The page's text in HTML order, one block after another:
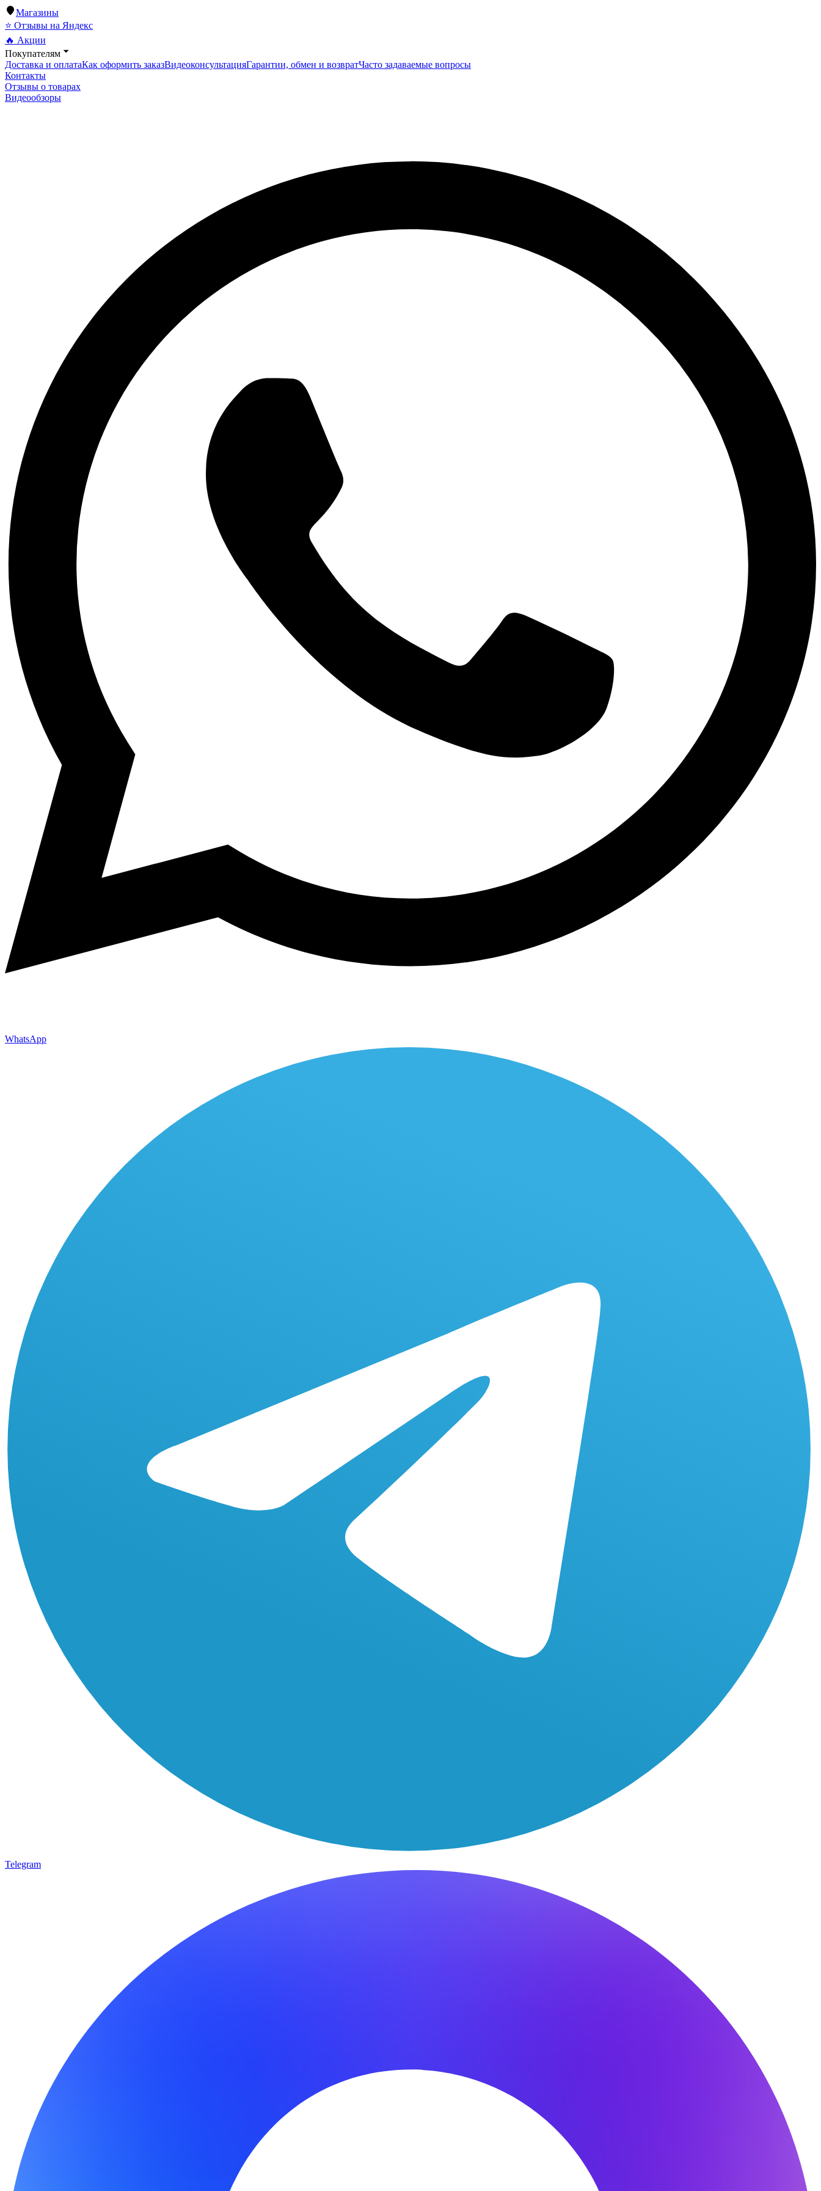
Магазины
⭐ Отзывы на Яндекс
🔥 Акции
Покупателям
Доставка и оплатаКак оформить заказВидеоконсультацияГарантии, обмен и возвратЧасто задаваемые вопросы
Контакты
Отзывы о товарах
Видеообзоры
WhatsApp
Telegram